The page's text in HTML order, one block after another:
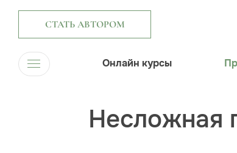
СТАТЬ АВТОРОМ
Онлайн курсы
Несложная